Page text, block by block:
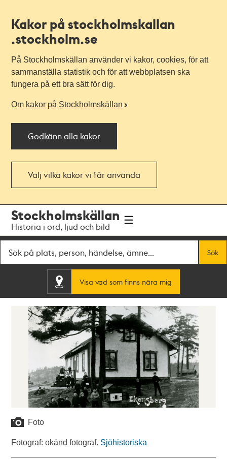
Kakor på stockholmskallan
.stockholm.se
På Stockholmskällan använder vi kakor, cookies, för att
sammanställa statistik och för att webbplatsen ska
fungera på ett bra sätt för dig.
Om kakor på Stockholmskällan
Godkänn alla kakor
Välj vilka kakor vi får använda
navigationen
huvudinnehållet
Stockholmskällan
Historia i ord, ljud och bild
Sök
Visa vad som finns nära mig
Foto
Fotograf: okänd fotograf. Sjöhistoriska